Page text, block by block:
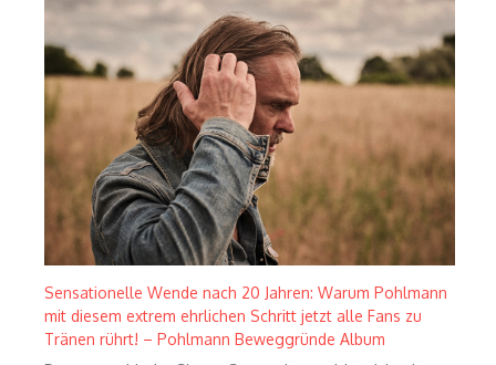
Sensationelle Wende nach 20 Jahren: Warum Pohlmann
mit diesem extrem ehrlichen Schritt jetzt alle Fans zu
Tränen rührt! – Pohlmann Beweggründe Album